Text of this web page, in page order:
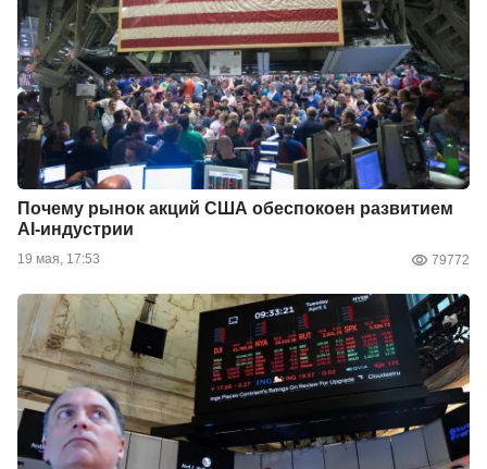
Почему рынок акций США обеспокоен развитием
AI-индустрии
19 мая, 17:53 79772